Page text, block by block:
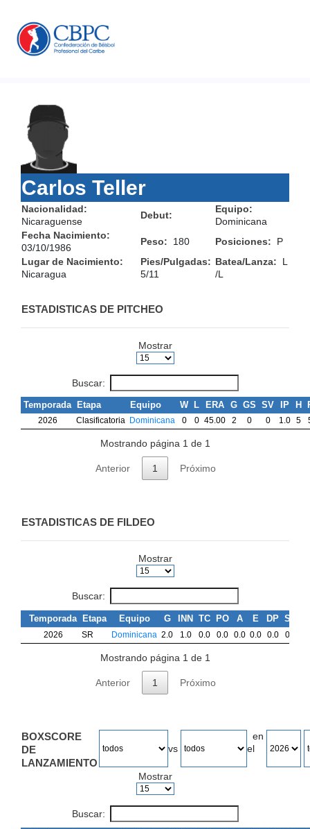
Carlos Teller
Nacionalidad:
Nicaraguense
Debut:
Equipo:
Dominicana
Fecha Nacimiento:
03/10/1986
Peso: 180 Posiciones:
P
Lugar de Nacimiento:
Nicaragua
Pies/Pulgadas:
5/11
Batea/Lanza:
L
/L
ESTADISTICAS DE PITCHEO
Mostrar
Buscar:
Temporada Etapa Equipo W L ERA G GS SV IP H
2026 Clasificatoria Dominicana 0 0 45.00 2 0 0 1.0 5
Mostrando página 1 de 1
Anterior 1 Próximo
ESTADISTICAS DE FILDEO
Mostrar
Buscar:
Temporada Etapa Equipo G INN TC PO A E DP SB
2026 SR Dominicana 2.0 1.0 0.0 0.0 0.0 0.0 0.0 0.0
Mostrando página 1 de 1
Anterior 1 Próximo
BOXSCORE
DE
LANZAMIENTO
vs
en
el
Mostrar
Buscar: